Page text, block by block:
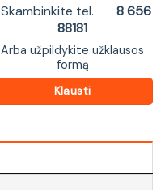
Skambinkite tel.
8 656
88181
Arba užpildykite užklausos
formą
Klausti